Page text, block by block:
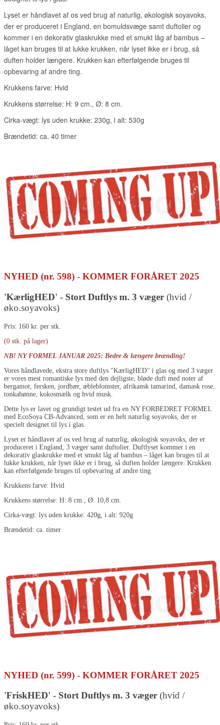
NYHED (nr. 598) - KOMMER FORÅRET 2025
'KærligHED' - Stort Duftlys m. 3 væger (hvid /
øko.soyavoks)
Pris: 160 kr. per stk.
(0 stk. på lager)
NB! NY FORMEL JANUAR 2025: Bedre & længere brænding!
Vores håndlavede, ekstra store duftlys "KærligHED" i glas og med 3 væger
er vores mest romantiske lys med den dejligste, bløde duft med noter af
bergamot, fersken, jordbær, æbleblomster, afrikansk tamarind, damask rose,
tonkabønne, kokosmælk og hvid musk.
Dette lys er lavet og grundigt testet ud fra en NY FORBEDRET FORMEL
med EcoSoya CB-Advanced, som er en helt naturlig soyavoks, der er
specielt designet til lys i glas.
Lyset er håndlavet af os ved brug af naturlig, økologisk soyavoks, der er
produceret i England, 3 væger samt duftolier. Duftlyset kommer i en
dekorativ glaskrukke med et smukt låg af bambus – låget kan bruges til at
lukke krukken, når lyset ikke er i brug, så duften holder længere. Krukken
kan efterfølgende bruges til opbevaring af andre ting.
Krukkens farve: Hvid
Krukkens størrelse: H: 8 cm., Ø: 10,8 cm.
Cirka-vægt: lys uden krukke: 420g, i alt: 920g
Brændetid: ca. timer
NYHED (nr. 599) - KOMMER FORÅRET 2025
'FriskHED' - Stort Duftlys m. 3 væger (hvid /
øko.soyavoks)